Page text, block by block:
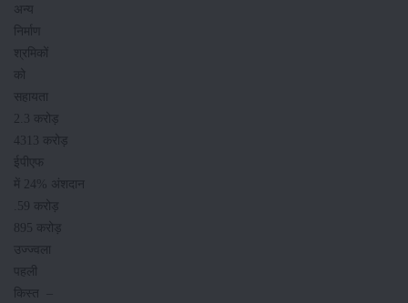
अन्य
निर्माण
श्रमिकों
को
सहायता
2.3 करोड़
4313 करोड़
ईपीएफ
में 24% अंशदान
.59 करोड़
895 करोड़
उज्ज्वला
पहली
किस्‍त –